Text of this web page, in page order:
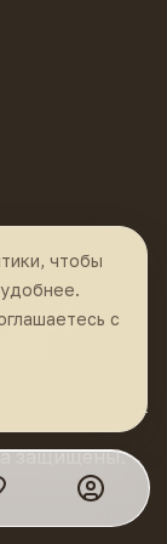
ТЦ К-24
защищены.
чтобы
с